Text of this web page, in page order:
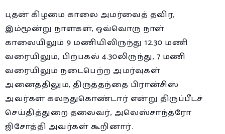
புதன் கிழமை காலை அமர்வைத் தவிர,
இம்மூன்று நாள்கள், ஒவ்வொரு நாள்
காலையிலும் 9 மணியிலிருந்து 12.30 மணி
வரையிலும், பிற்பகல் 4.30லிருந்து, 7 மணி
வரையிலும் நடைபெற்ற அமர்வுகள்
அனைத்திலும், திருத்தந்தை பிரான்சிஸ்
அவர்கள் கலந்துகொண்டார் என்று திருப்பீடச்
செய்தித்துறை தலைவர், அலெஸ்சாந்த்ரோ
ஜிசோத்தி அவர்கள் கூறினார்.